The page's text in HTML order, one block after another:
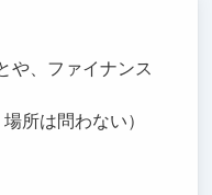
や、ファイナンス
所は問わない）